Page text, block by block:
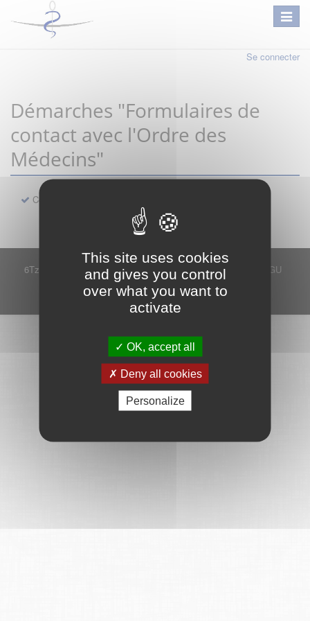
This site uses cookies
and gives you control
over what you want to
activate
OK, accept all
Deny all cookies
Personalize
Se connecter
Démarches "Formulaires de
contact avec l'Ordre des
Médecins"
Contact
6Tzen ©2015 - Tous droits réservés Mentions légales
CGU
Plan du site
FAQ
Contact
Ce service est proposé par6Tzen